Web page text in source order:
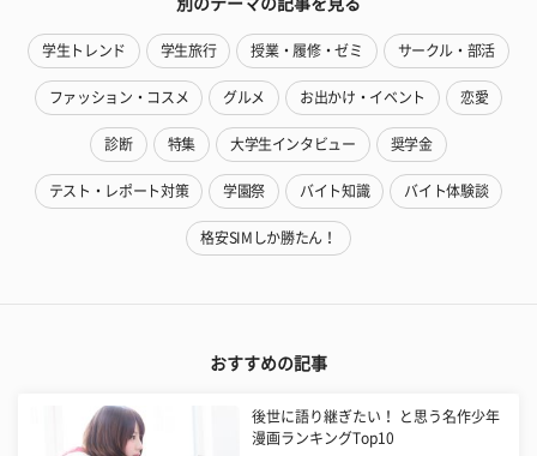
学生トレンド 学生旅行 授業・履修・ゼミ サークル・部活
ファッション・コスメ グルメ お出かけ・イベント 恋愛
診断 特集 大学生インタビュー 奨学金
テスト・レポート対策 学園祭 バイト知識 バイト体験談
格安SIMしか勝たん！
おすすめの記事
後世に語り継ぎたい！ と思う名作少年
漫画ランキングTop10